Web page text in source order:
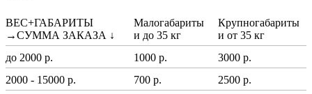
ВЕС+ГАБАРИТЫ
→СУММА ЗАКАЗА ↓
Малогабариты
и до 35 кг
Крупногабариты
и от 35 кг
до 2000 р.
1000 р.
3000 р.
2000 - 15000 р.
700 р.
2500 р.